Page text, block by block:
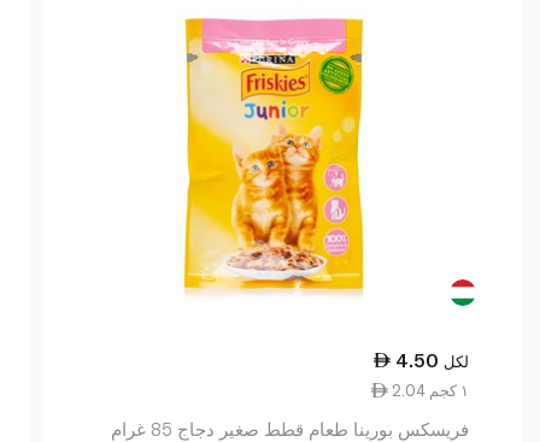
4.50 لكل
2.04 ١ كجم
فريسكس بورينا طعام قطط صغير دجاج 85 غرام